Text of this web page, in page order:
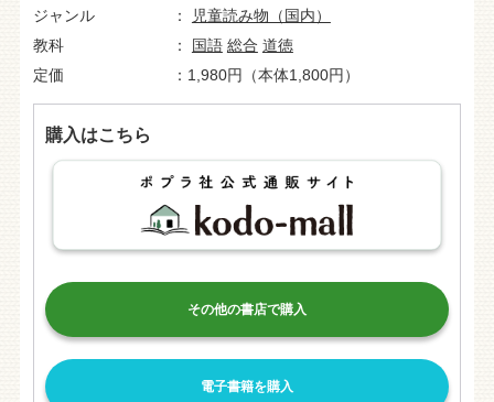
ジャンル
児童読み物（国内）
教科
国語 総合 道徳
定価
1,980円（本体1,800円）
購入はこちら
その他の書店で購入
電子書籍を購入